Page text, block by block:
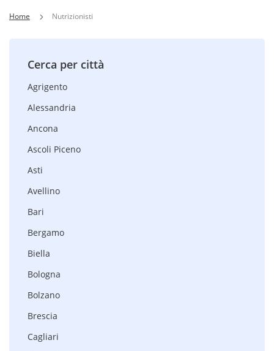
Home Nutrizionisti
Cerca per città
Agrigento
Alessandria
Ancona
Ascoli Piceno
Asti
Avellino
Bari
Bergamo
Biella
Bologna
Bolzano
Brescia
Cagliari